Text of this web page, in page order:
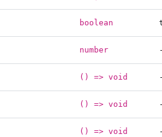
boolean
number -
() => void -
() => void -
() => void -